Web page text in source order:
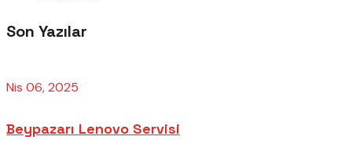
Son Yazılar
Nis 06, 2025
Beypazarı Lenovo Servisi